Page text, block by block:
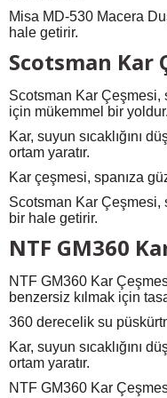
Misa MD-530 Macera
hale getirir.
Scotsman Kar
Scotsman Kar Çeşmesi,
için mükemmel bir yoldur.
Kar, suyun sıcaklığını
ortam yaratır.
Kar çeşmesi, spanıza
Scotsman Kar Çeşmesi,
bir hale getirir.
NTF GM360
NTF GM360 Kar
benzersiz kılmak için
360 derecelik su
Kar, suyun sıcaklığını
ortam yaratır.
NTF GM360 Kar